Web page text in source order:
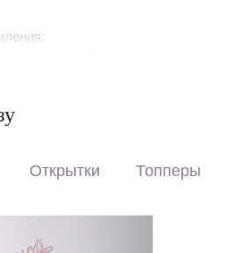
минималистичный вариант
Открытки Топперы